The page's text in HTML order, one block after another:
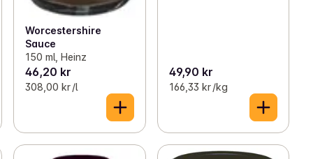
Worcestershire
Sauce
150 ml, Heinz
46,20 kr
308,00 kr /l
49,90 kr
166,33 kr /kg